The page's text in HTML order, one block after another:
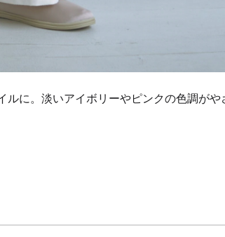
に。淡いアイボリーやピンクの色調がや